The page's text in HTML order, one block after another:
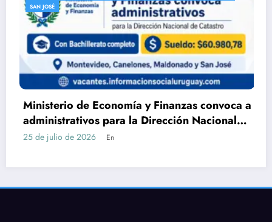
Economía y Finanzas convoca a
para la Dirección Nacional
Bachillerato
En
LLAMADOS A
DGEIP
Servicio en